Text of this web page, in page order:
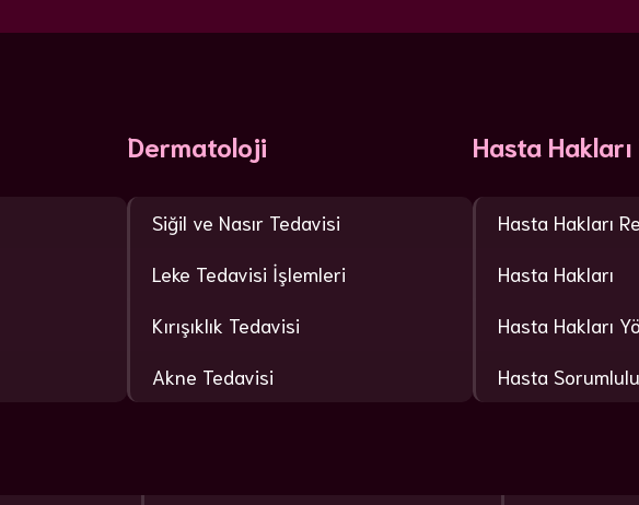
Dermatoloji
Siğil ve Nasır Tedavisi
Leke Tedavisi İşlemleri
Kırışıklık Tedavisi
Akne Tedavisi
Hasta
Hasta Hakları
Hasta Hakları
Hasta Hakları
Hasta